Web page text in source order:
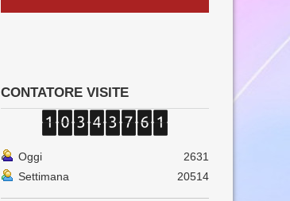
CONTATORE VISITE
Oggi
2631
Settimana
20514